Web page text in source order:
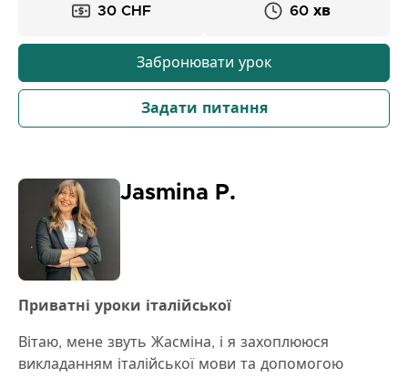
вимову чи впевненість, я буду підтримувати вас
англійської має бути приємним, заохочувальним і
практичним. Моя мета – допомогти кожному
учню почуватися впевнено, використовуючи
англійську мову в повсякденному житті.
30 CHF 60 хв
Забронювати урок
Задати питання
Jasmina P.
Приватні уроки італійської
Вітаю, мене звуть Жасміна, і я захоплююся
викладанням італійської мови та допомогою